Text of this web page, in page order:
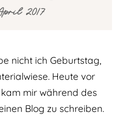
2017
nicht ich Geburtstag,
Heute vor
mir während des
Blog zu schreiben.